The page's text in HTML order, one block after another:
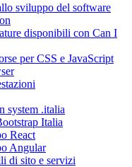
sviluppo del software
disponibili con Can I
per CSS e JavaScript
system .italia
Italia
React
Angular
di sito e servizi